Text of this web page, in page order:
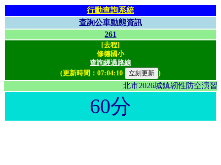
行動查詢系統
查詢公車動態資訊
261
[去程]
修德國小
查詢經過路線
(更新時間： 07:04:10 )
北市2026城鎮韌性防空
60分